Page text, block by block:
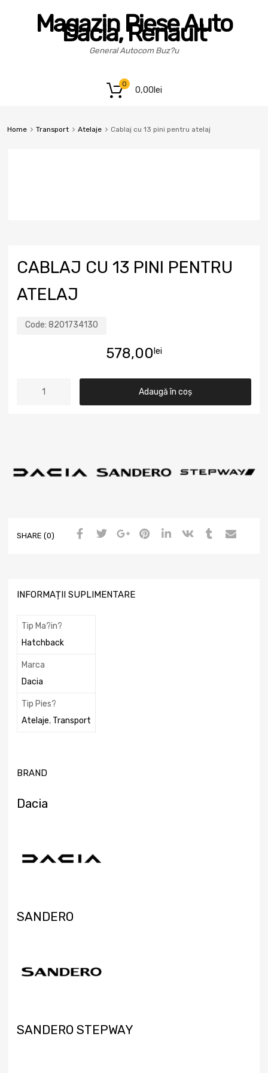
Magazin Piese Auto
Dacia, Renault
General Autocom Buz?u
0,00lei
0
Home Transport Atelaje Cablaj cu 13 pini pentru atelaj
CABLAJ CU 13 PINI PENTRU
ATELAJ
Code: 8201734130
578,00 lei
Adaugă în coș
SHARE (0)
INFORMAȚII SUPLIMENTARE
Tip Ma?in?
Hatchback
Marca
Dacia
Tip Pies?
Atelaje, Transport
BRAND
Dacia
SANDERO
SANDERO STEPWAY